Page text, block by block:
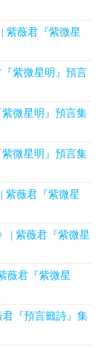
紫薇君『紫微星
紫微星明』預言
微星明』預言集
微星明』預言集
紫薇君『紫微星
| 紫薇君『紫微星
薇君『紫微星
『預言籤詩』集